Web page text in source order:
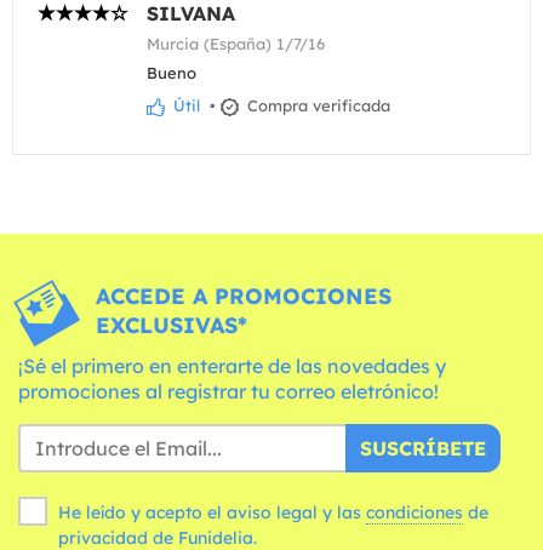
SILVANA
Murcia (España) 1/7/16
Bueno
Útil • Compra verificada
ACCEDE A PROMOCIONES
EXCLUSIVAS*
¡Sé el primero en enterarte de las novedades y
promociones al registrar tu correo eletrónico!
SUSCRÍBETE
He leído y acepto el aviso legal y las condiciones
privacidad de Funidelia.